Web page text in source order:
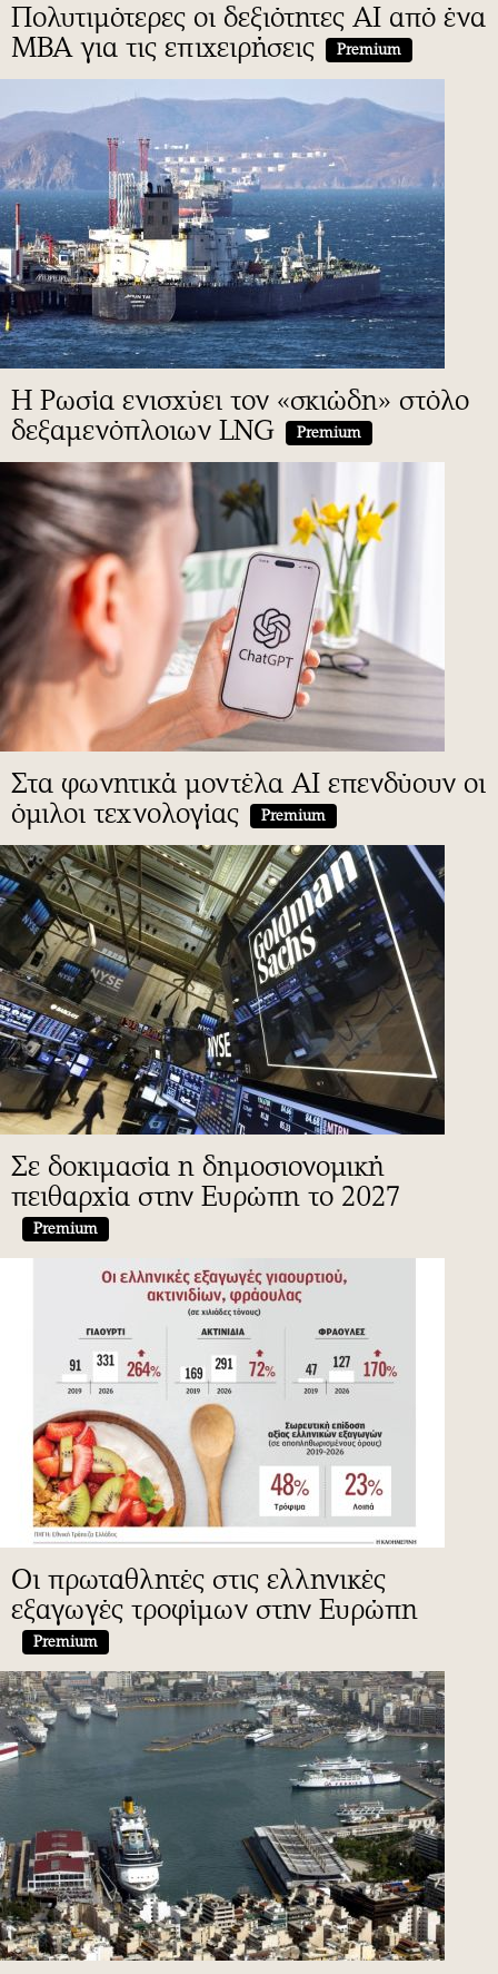
Πολυτιμότερες οι δεξιότητες ΑΙ από ένα
MBA για τις επιχειρήσεις
Premium
H Ρωσία ενισχύει τον «σκιώδη» στόλο
δεξαμενόπλοιων LNG
Premium
Στα φωνητικά μοντέλα AI επενδύουν οι
όμιλοι τεχνολογίας
Premium
Σε δοκιμασία η δημοσιονομική
πειθαρχία στην Ευρώπη το 2027
Premium
Οι πρωταθλητές στις ελληνικές
εξαγωγές τροφίμων στην Ευρώπη
Premium